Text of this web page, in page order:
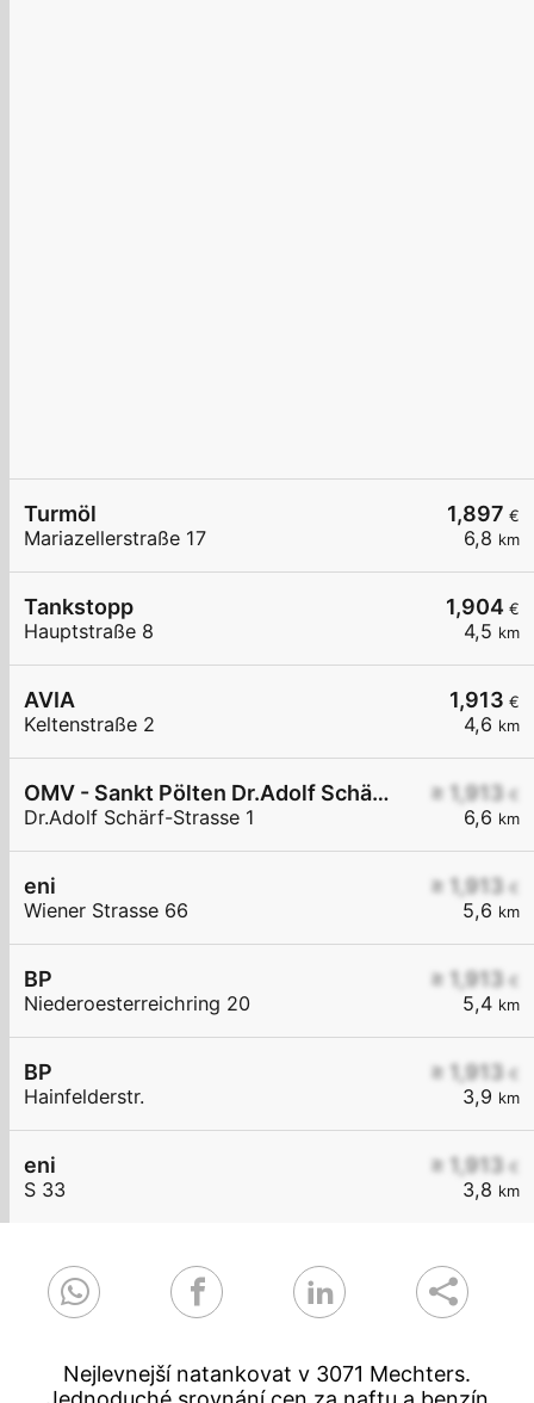
1,897 €
6,8 km
Turmöl
Mariazellerstraße 17
1,904 €
4,5 km
Tankstopp
Hauptstraße 8
1,913 €
4,6 km
AVIA
Keltenstraße 2
≥ 1,913 €
6,6 km
OMV - Sankt Pölten Dr.Adolf Schärf-Straße 1
Dr.Adolf Schärf-Strasse 1
≥ 1,913 €
5,6 km
eni
Wiener Strasse 66
≥ 1,913 €
5,4 km
BP
Niederoesterreichring 20
≥ 1,913 €
3,9 km
BP
Hainfelderstr.
≥ 1,913 €
3,8 km
eni
S 33
Nejlevnejší natankovat v 3071 Mechters.